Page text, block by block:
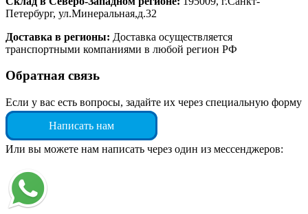
Петербург, ул.Минеральная,д.32
Доставка в регионы: Доставка осуществляется
транспортными компаниями в любой регион РФ
Обратная связь
Если у вас есть вопросы, задайте их через специальную форму
Написать нам
Или вы можете нам написать через один из мессенджеров: